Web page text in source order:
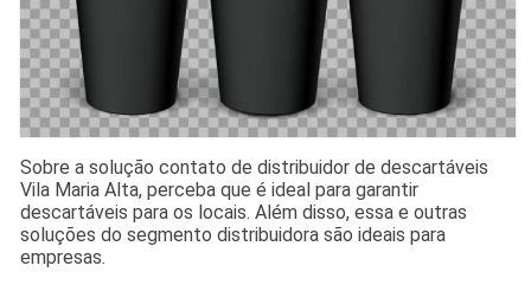
Sobre a solução contato de distribuidor de descartáveis
Vila Maria Alta, perceba que é ideal para garantir
descartáveis para os locais. Além disso, essa e outras
soluções do segmento distribuidora são ideais para
empresas.